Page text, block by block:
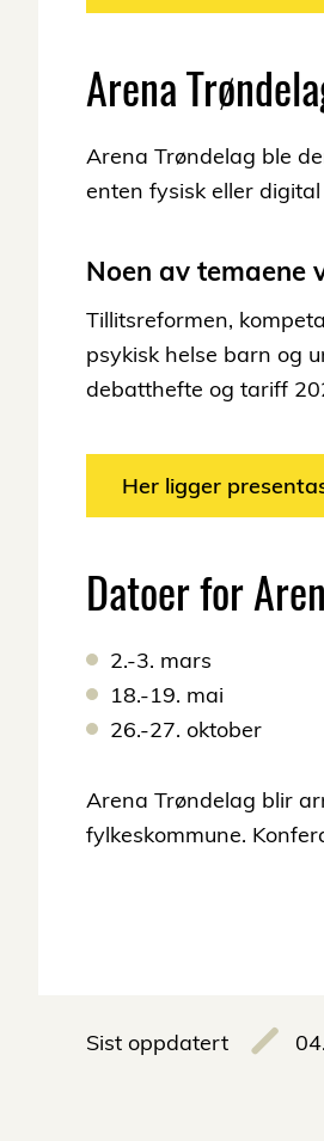
Arena
Arena Trøndelag ble
enten fysisk eller
Noen av temaene
Tillitsreformen,
psykisk helse barn og
debatthefte og tariff
Her ligger
Datoer for
2.-3. mars
18.-19. mai
26.-27. oktober
Arena Trøndelag blir
fylkeskommune.
Sist oppdatert